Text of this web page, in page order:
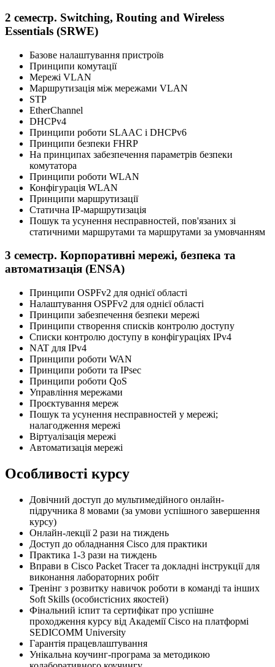
2 семестр. Switching, Routing and Wireless
Essentials (SRWE)
Базове налаштування пристроїв
Принципи комутації
Мережі VLAN
Маршрутизація між мережами VLAN
STP
EtherChannel
DHCPv4
Принципи роботи SLAAC і DHCPv6
Принципи безпеки FHRP
На принципах забезпечення параметрів безпеки
комутатора
Принципи роботи WLAN
Конфігурація WLAN
Принципи маршрутизації
Статична IP-маршрутизація
Пошук та усунення несправностей, пов'язаних зі
статичними маршрутами та маршрутами за умовчанням
3 семестр. Корпоративні мережі, безпека та
автоматизація (ENSA)
Принципи OSPFv2 для однієї області
Налаштування OSPFv2 для однієї області
Принципи забезпечення безпеки мережі
Принципи створення списків контролю доступу
Списки контролю доступу в конфігураціях IPv4
NAT для IPv4
Принципи роботи WAN
Принципи роботи та IPsec
Принципи роботи QoS
Управління мережами
Проєктування мереж
Пошук та усунення несправностей у мережі;
налагодження мережі
Віртуалізація мережі
Автоматизація мережі
Особливості курсу
Довічний доступ до мультимедійного онлайн-
підручника 8 мовами (за умови успішного завершення
курсу)
Онлайн-лекції 2 рази на тиждень
Доступ до обладнання Cisco для практики
Практика 1-3 рази на тиждень
Вправи в Cisco Packet Tracer та докладні інструкції для
виконання лабораторних робіт
Тренінг з розвитку навичок роботи в команді та інших
Soft Skills (особистісних якостей)
Фінальний іспит та сертифікат про успішне
проходження курсу від Академії Cisco на платформі
SEDICOMM University
Гарантія працевлаштування
Унікальна коучинг-програма за методикою